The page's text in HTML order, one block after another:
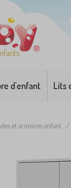
d'enfant Lits
et armoires enfant /